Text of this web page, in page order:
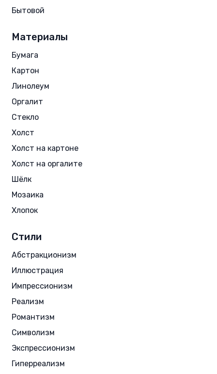
Бытовой
Материалы
Бумага
Картон
Линолеум
Оргалит
Стекло
Холст
Холст на картоне
Холст на оргалите
Шёлк
Мозаика
Хлопок
Стили
Абстракционизм
Иллюстрация
Импрессионизм
Реализм
Романтизм
Символизм
Экспрессионизм
Гиперреализм